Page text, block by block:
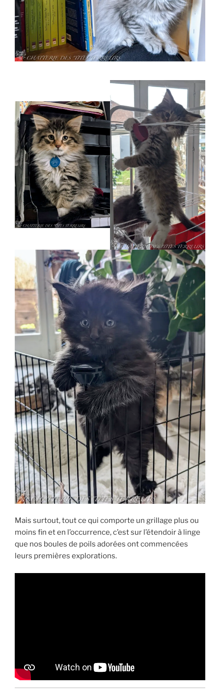
Mais surtout, tout ce qui comporte un grillage plus ou
moins fin et en l’occurrence, c’est sur l’étendoir à linge
que nos boules de poils adorées ont commencées
leurs premières explorations.